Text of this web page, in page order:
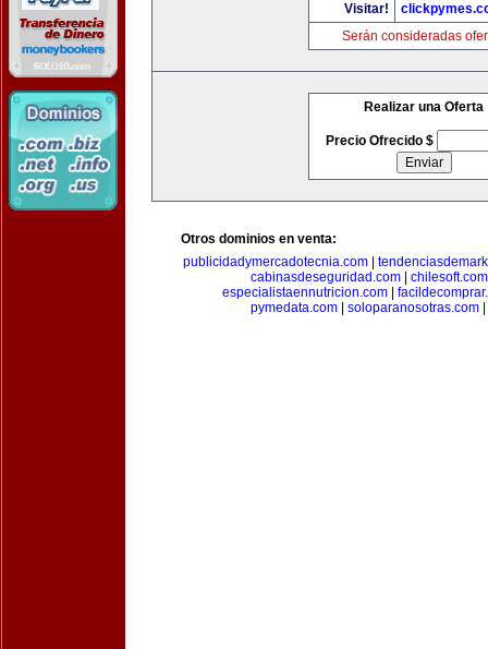
Visitar!
Serán consideradas
Realizar una Oferta
Precio Ofrecido $
Otros dominios en venta:
publicidadymercadotecnia.com|
cabinasdeseguridad.com| chilesoft.com
especialistaennutricion.com|
pymedata.com
soloparanosotras.com